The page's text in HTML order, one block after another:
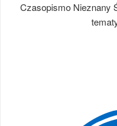
Czasopismo Nieznany